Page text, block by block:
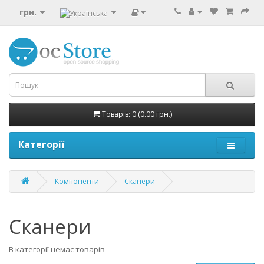
грн.
Товарів: 0 (0.00 грн.)
Категорії
Компоненти Сканери
Сканери
В категорії немає товарів